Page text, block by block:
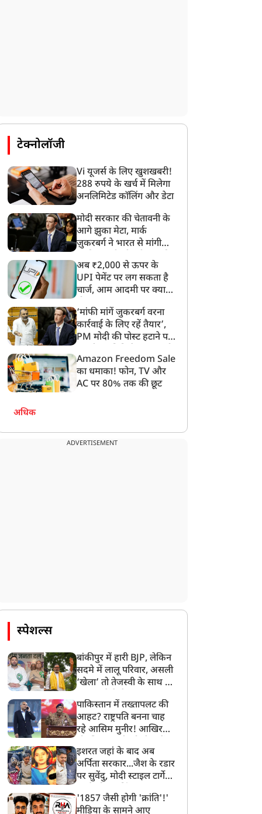
राज्य
झारखंड भर्ती परीक्षा विवाद:
छात्र नेता देवेंद्र महतो ने सोनम
वांगचुक के आग्रह पर पिया
जारी
अध्यक्ष सतीश महाना, विपक्ष
से कहा- लोकतांत्रिक मर्यादा
का रखें सम्मान
टेक्नोलॉजी
Vi यूजर्स के लिए खुशखबरी!
288 रुपये के खर्च में मिलेगा
अनलिमिटेड कॉलिंग और डेटा
मोदी सरकार की चेतावनी के
आगे झुका मेटा, मार्क
ज़ुकरबर्ग ने भारत से मांगी
अब ₹2,000 से ऊपर के
UPI पेमेंट पर लग सकता है
चार्ज, आम आदमी पर क्या
‘मांफी मांगें जुकरबर्ग वरना
कार्रवाई के लिए रहें तैयार’,
PM मोदी की पोस्ट हटाने पर
लगाई फटकार
Amazon Freedom Sale
का धमाका! फोन, TV और
AC पर 80% तक की छूट
अधिक
ADVERTISEMENT
स्पेशल्स
बांकीपुर में हारी BJP, लेकिन
सदमे में लालू परिवार, असली
‘खेला’ तो तेजस्वी के साथ हो
पाकिस्तान में तख्तापलट की
आहट? राष्ट्रपति बनना चाह
रहे आसिम मुनीर! आखिर
बनाया मोहरा?
इशरत जहां के बाद अब
अर्पिता सरकार...जैश के रडार
पर सुवेंदु, मोदी स्टाइल टार्गेट
बड़ा एक्शन!
'1857 जैसी होगी 'क्रांति'!'
मीडिया के सामने आए